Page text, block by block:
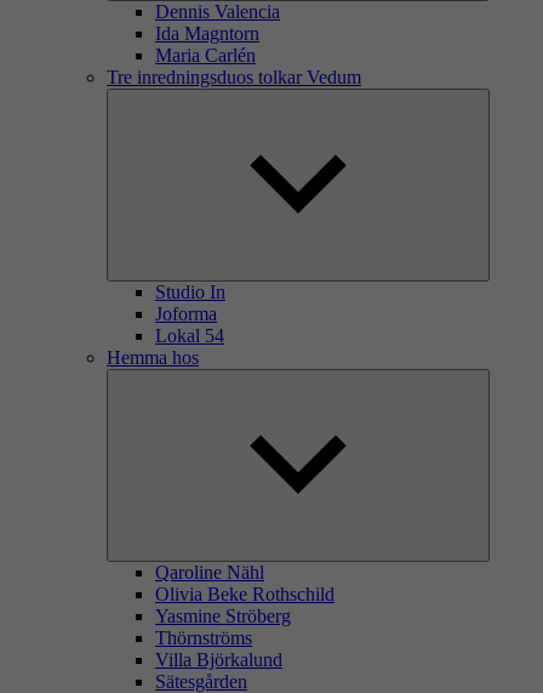
Dennis Valencia
Ida Magntorn
Maria Carlén
Tre inredningsduos tolkar Vedum
Studio In
Joforma
Lokal 54
Hemma hos
Qaroline Nähl
Olivia Beke Rothschild
Yasmine Ströberg
Thörnströms
Villa Björkalund
Sätesgården